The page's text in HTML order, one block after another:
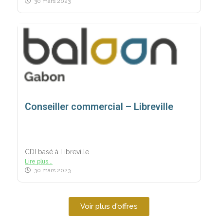
Conseiller commercial – Libreville
CDI basé à Libreville
Lire plus...
30 mars 2023
Voir plus d'offres